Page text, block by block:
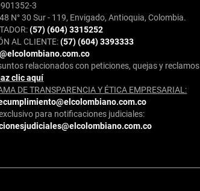
3
N° 30 Sur - 119, Envigado, Antioquia, Colombia.
(57) (604) 3315252
AL CLIENTE:(57) (604) 3393333
relacionados con peticiones, quejas y reclamos
clic aquí
DE TRANSPARENCIA Y ÉTICA EMPRESARIAL:
para notificaciones judiciales: